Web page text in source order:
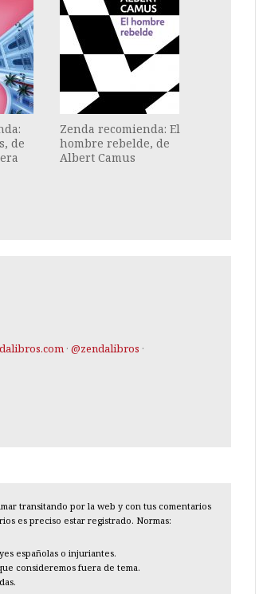
de
Zenda recomienda: El
hombre rebelde, de
Albert Camus
· @zendalibros ·
transitando por la web y con tus comentarios
es preciso estar registrado. Normas:
españolas o injuriantes.
consideremos fuera de tema.